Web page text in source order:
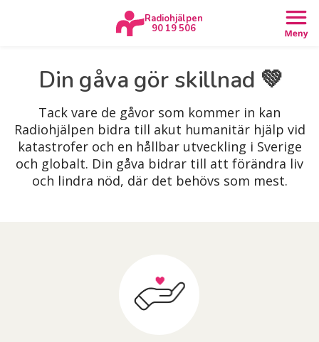
Radiohjälpen
90 19 506
Din gåva gör skillnad 💚
Tack vare de gåvor som kommer in kan
Radiohjälpen bidra till akut humanitär hjälp vid
katastrofer och en hållbar utveckling i Sverige
och globalt. Din gåva bidrar till att förändra liv
och lindra nöd, där det behövs som mest.